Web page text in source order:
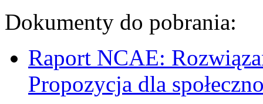
Dokumenty do pobrania:
Raport NCAE:
Propozycja dla